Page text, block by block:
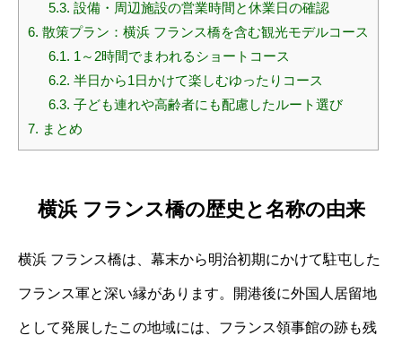
5.3. 設備・周辺施設の営業時間と休業日の確認
6. 散策プラン：横浜 フランス橋を含む観光モデルコース
6.1. 1～2時間でまわれるショートコース
6.2. 半日から1日かけて楽しむゆったりコース
6.3. 子ども連れや高齢者にも配慮したルート選び
7. まとめ
横浜 フランス橋の歴史と名称の由来
横浜 フランス橋は、幕末から明治初期にかけて駐屯した
フランス軍と深い縁があります。開港後に外国人居留地
として発展したこの地域には、フランス領事館の跡も残